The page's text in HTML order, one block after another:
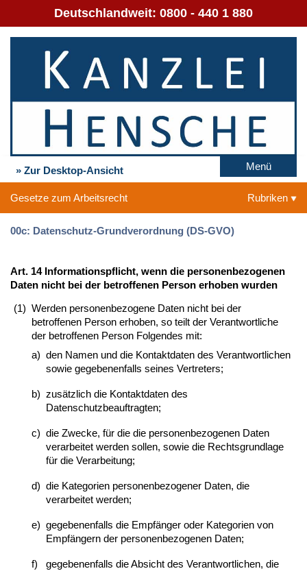
Deutschlandweit: 0800 - 440 1 880
» Zur Desktop-Ansicht Menü
Gesetze zum Arbeitsrecht Rubriken
00c: Datenschutz-Grundverordnung (DS-GVO)
Art. 14 Informationspflicht, wenn die personenbezogenen
Daten nicht bei der betroffenen Person erhoben wurden
(1) Werden personenbezogene Daten nicht bei der
betroffenen Person erhoben, so teilt der Verantwortliche
der betroffenen Person Folgendes mit:
a) den Namen und die Kontaktdaten des Verantwortlichen
sowie gegebenenfalls seines Vertreters;
b) zusätzlich die Kontaktdaten des
Datenschutzbeauftragten;
c) die Zwecke, für die die personenbezogenen Daten
verarbeitet werden sollen, sowie die Rechtsgrundlage
für die Verarbeitung;
d) die Kategorien personenbezogener Daten, die
verarbeitet werden;
e) gegebenenfalls die Empfänger oder Kategorien von
Empfängern der personenbezogenen Daten;
f)
gegebenenfalls die Absicht des Verantwortlichen, die